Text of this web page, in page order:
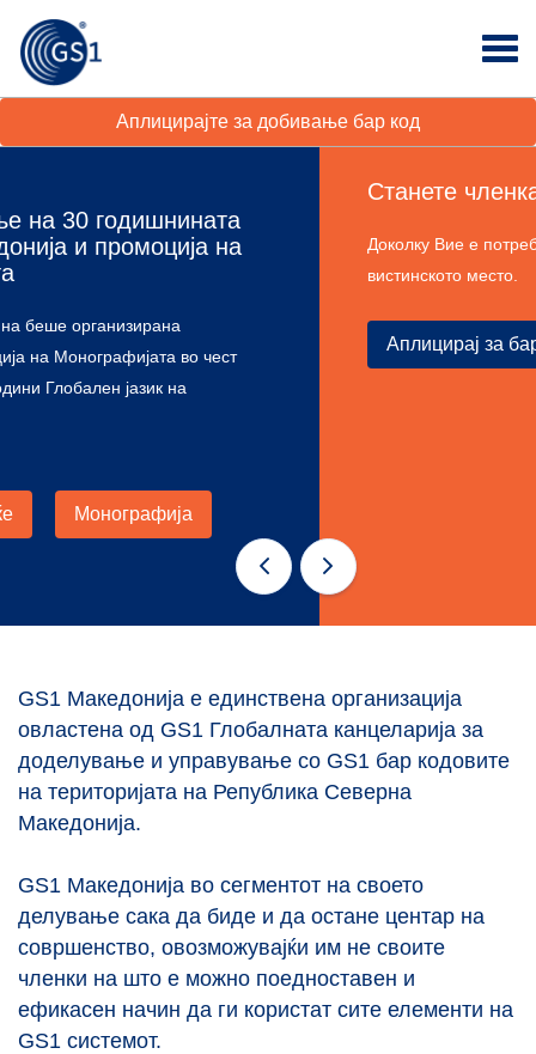
Аплицирајте за добивање бар код
Станете членка во GS1 Македонија
Доколку Вие е потребен бар код, тогаш сте на
GS1 Македонија е единствена организација
овлaстена од GS1 Глобалната канцеларија за
доделување и управување со GS1 бар кодовите
на територијата на Република Северна
Македонија.
GS1 Македонија вo сегментот на своето
делување сака да биде и да остане центар на
совршенство, овозможувајќи им не своите
членки на што е можно поедноставен и
ефикасен начин да ги користат сите елементи на
GS1 системот.